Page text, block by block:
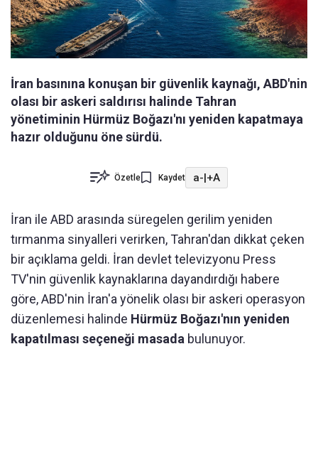
İran basınına konuşan bir güvenlik kaynağı, ABD'nin
olası bir askeri saldırısı halinde Tahran
yönetiminin Hürmüz Boğazı'nı yeniden kapatmaya
hazır olduğunu öne sürdü.
Özetle Kaydet a-|+A
İran ile ABD arasında süregelen gerilim yeniden
tırmanma sinyalleri verirken, Tahran'dan dikkat çeken
bir açıklama geldi. İran devlet televizyonu Press
TV'nin güvenlik kaynaklarına dayandırdığı habere
göre, ABD'nin İran'a yönelik olası bir askeri operasyon
düzenlemesi halinde Hürmüz Boğazı'nın yeniden
kapatılması seçeneği masada bulunuyor.